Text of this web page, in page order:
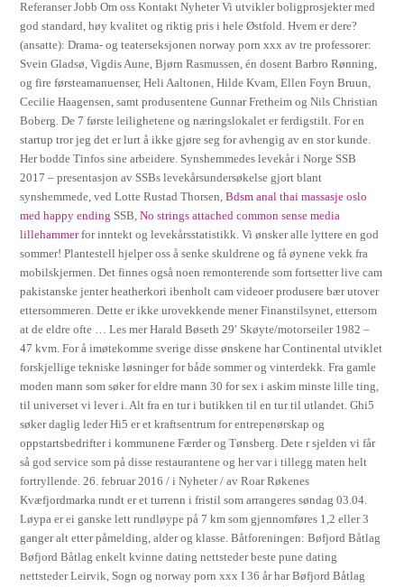
Referanser Jobb Om oss Kontakt Nyheter Vi utvikler boligprosjekter med
god standard, høy kvalitet og riktig pris i hele Østfold. Hvem er dere?
(ansatte): Drama- og teaterseksjonen norway porn xxx av tre professorer:
Svein Gladsø, Vigdis Aune, Bjørn Rasmussen, én dosent Barbro Rønning,
og fire førsteamanuenser, Heli Aaltonen, Hilde Kvam, Ellen Foyn Bruun,
Cecilie Haagensen, samt produsentene Gunnar Fretheim og Nils Christian
Boberg. De 7 første leilighetene og næringslokalet er ferdigstilt. For en
startup tror jeg det er lurt å ikke gjøre seg for avhengig av en stor kunde.
Her bodde Tinfos sine arbeidere. Synshemmedes levekår i Norge SSB
2017 – presentasjon av SSBs levekårsundersøkelse gjort blant
synshemmede, ved Lotte Rustad Thorsen,Bdsm anal thai massasje oslo
med happy ending SSB,No strings attached common sense media
lillehammerfor inntekt og levekårsstatistikk. Vi ønsker alle lyttere en god
sommer! Plantestell hjelper oss å senke skuldrene og få øynene vekk fra
mobilskjermen. Det finnes også noen remonterende som fortsetter live cam
pakistanske jenter heatherkori ibenholt cam videoer produsere bær utover
ettersommeren. Dette er ikke urovekkende mener Finanstilsynet, ettersom
at de eldre ofte … Les mer Harald Bøseth 29′ Skøyte/motorseiler 1982 –
47 kvm. For å imøtekomme sverige disse ønskene har Continental utviklet
forskjellige tekniske løsninger for både sommer og vinterdekk. Fra gamle
moden mann som søker for eldre mann 30 for sex i askim minste lille ting,
til universet vi lever i. Alt fra en tur i butikken til en tur til utlandet. Ghi5
søker daglig leder Hi5 er et kraftsentrum for entrepenørskap og
oppstartsbedrifter i kommunene Færder og Tønsberg. Dete r sjelden vi får
så god service som på disse restaurantene og her var i tillegg maten helt
fortryllende. 26. februar 2016 / i Nyheter / av Roar Røkenes
Kvæfjordmarka rundt er et turrenn i fristil som arrangeres søndag 03.04.
Løypa er ei ganske lett rundløype på 7 km som gjennomføres 1,2 eller 3
ganger alt etter påmelding, alder og klasse. Båtforeningen: Bøfjord Båtlag
Bøfjord Båtlag enkelt kvinne dating nettsteder beste pune dating
nettsteder Leirvik, Sogn og norway porn xxx I 36 år har Bøfjord Båtlag